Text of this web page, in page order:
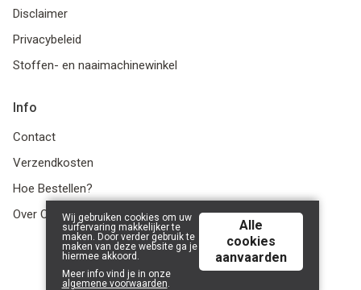
Disclaimer
Privacybeleid
Stoffen- en naaimachinewinkel
Info
Contact
Verzendkosten
Hoe Bestellen?
Over Ons
© 2026 LanaLotta | Powered byTilroy.
Wij gebruiken cookies om uw
surfervaring makkelijker te
maken. Door verder gebruik te
maken van deze website ga je
hiermee akkoord.
Meer info vind je in onze
algemene voorwaarden.
Alle
cookies
aanvaarden